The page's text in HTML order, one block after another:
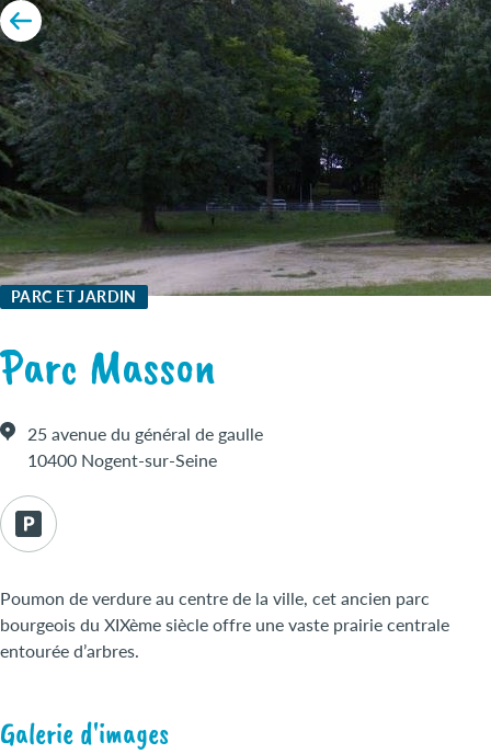
PARC ET JARDIN
Parc Masson
25 avenue du général de gaulle
10400 Nogent-sur-Seine
Poumon de verdure au centre de la ville, cet ancien parc
bourgeois du XIXème siècle offre une vaste prairie centrale
entourée d’arbres.
Galerie d'images